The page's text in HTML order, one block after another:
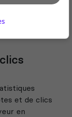
et de clics
en